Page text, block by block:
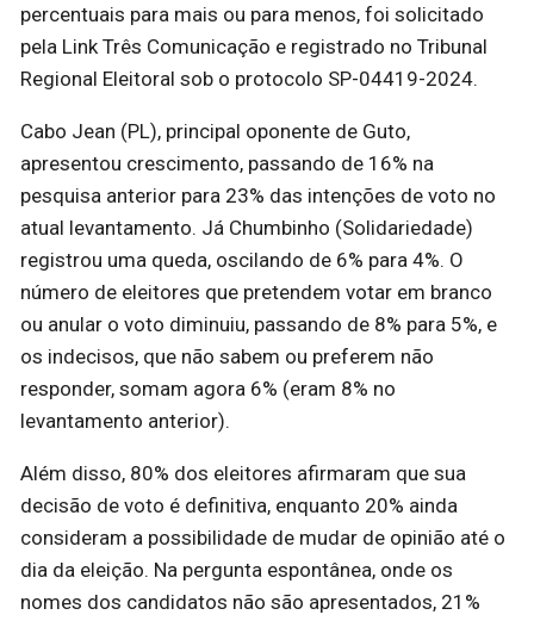
percentuais para mais ou para menos, foi solicitado
pela Link Três Comunicação e registrado no Tribunal
Regional Eleitoral sob o protocolo SP-04419-2024.
Cabo Jean (PL), principal oponente de Guto,
apresentou crescimento, passando de 16% na
pesquisa anterior para 23% das intenções de voto no
atual levantamento. Já Chumbinho (Solidariedade)
registrou uma queda, oscilando de 6% para 4%. O
número de eleitores que pretendem votar em branco
ou anular o voto diminuiu, passando de 8% para 5%, e
os indecisos, que não sabem ou preferem não
responder, somam agora 6% (eram 8% no
levantamento anterior).
Além disso, 80% dos eleitores afirmaram que sua
decisão de voto é definitiva, enquanto 20% ainda
consideram a possibilidade de mudar de opinião até o
dia da eleição. Na pergunta espontânea, onde os
nomes dos candidatos não são apresentados, 21%